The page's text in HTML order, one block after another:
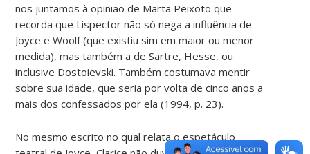
nos juntamos à opinião de Marta Peixoto que
recorda que Lispector não só nega a influência de
Joyce e Woolf (que existiu sim em maior ou menor
medida), mas também a de Sartre, Hesse, ou
inclusive Dostoievski. Também costumava mentir
sobre sua idade, que seria por volta de cinco anos a
mais dos confessados por ela (1994, p. 23).
No mesmo escrito no qual relata o espetáculo